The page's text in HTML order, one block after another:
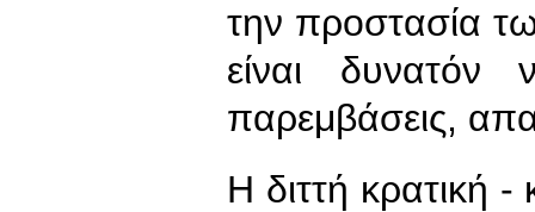
την προστασία
είναι δυνατόν
παρεμβάσεις,
Η διττή κρατική